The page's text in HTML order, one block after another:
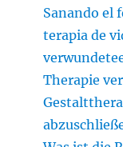
Sanando el
terapia de
Therapie